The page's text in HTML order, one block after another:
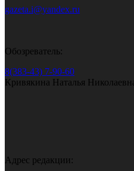
gazeta.i@yandex.ru
Обозреватель:
8(383-43) 7-90-60
Кривякина Наталья
Адрес редакции: